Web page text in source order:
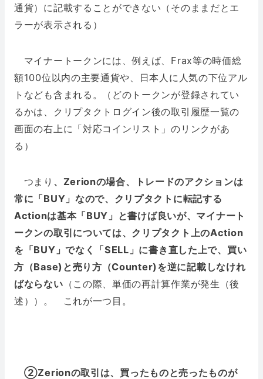
通貨）に記載することができない（そのままだとエ
ラーが表示される）
マイナートークンには、例えば、Frax等の時価総
額100位以内の主要通貨や、日本人に人気の下位アル
トなども含まれる。（どのトークンが登録されてい
るかは、クリプタクトログイン後の取引履歴一覧の
画面の右上に「対応コインリスト」のリンクがあ
る）
つまり 、Zerionの場合、トレードのアクションは
常に「BUY」なので、クリプタクトに転記する
Actionは基本「BUY」と書けば良いが、マイナート
ークンの取引については、クリプタクト上のAction
を「BUY」でなく「SELL」に書き直した上で、買い
方（Base)と売り方（Counter)を逆に記載しなけれ
ばならない （この際、単価の再計算作業が発生（後
述））。 これが一つ目。
➁Zerionの取引は、買ったものと売ったものが